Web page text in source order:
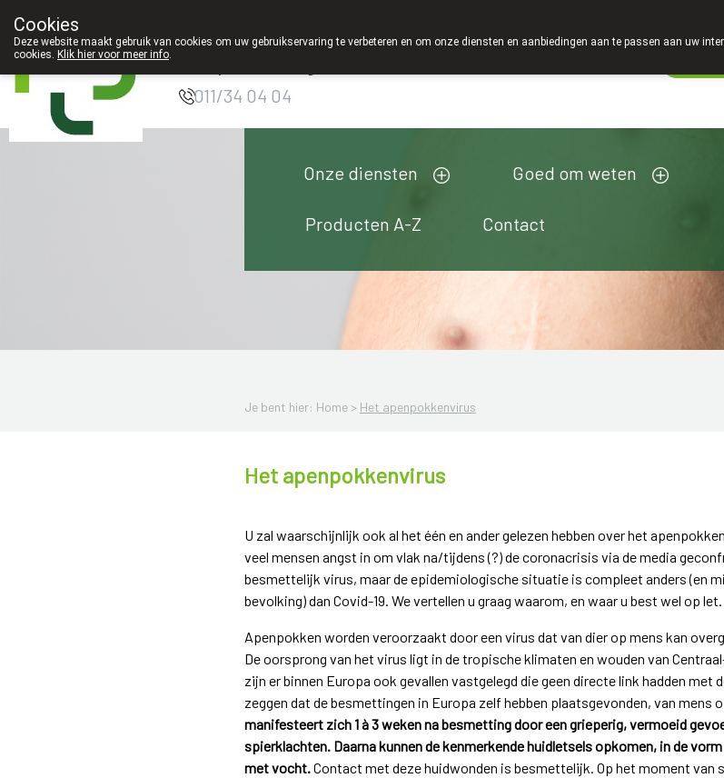
Apotheek Innesto
011/34 04 04
Onze diensten Goed om weten
Producten A-Z Contact
Je bent hier: Home > Het apenpokkenvirus
Het apenpokkenvirus
U zal waarschijnlijk ook al het één en ander gelezen hebben over het
veel mensen angst in om vlak na/tijdens (?) de coronacrisis via de media
besmettelijk virus, maar de epidemiologische situatie is compleet anders (en
bevolking) dan Covid-19. We vertellen u graag waarom, en waar u best wel op let.
Apenpokken worden veroorzaakt door een virus dat van dier op mens kan
De oorsprong van het virus ligt in de tropische klimaten en wouden van
zijn er binnen Europa ook gevallen vastgelegd die geen directe link hadden
zeggen dat de besmettingen in Europa zelf hebben plaatsgevonden, van mens
manifesteert zich 1 à 3 weken na besmetting door een grieperig, vermoeid
spierklachten. Daarna kunnen de kenmerkende huidletsels opkomen, in de
met vocht.Contact met deze huidwonden is besmettelijk. Op het moment van
Cookies
Deze website maakt gebruik van cookies om uw gebruikservaring te verbeteren en om onze diensten en aanbiedingen aan te passen aan uw
cookies. Klik hier voor meer info.